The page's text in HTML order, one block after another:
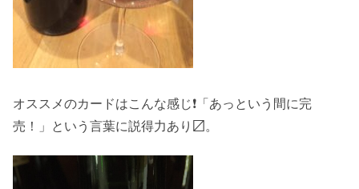
オススメのカードはこんな感じ❗️「あっという間に完
売！」という言葉に説得力あり〼。